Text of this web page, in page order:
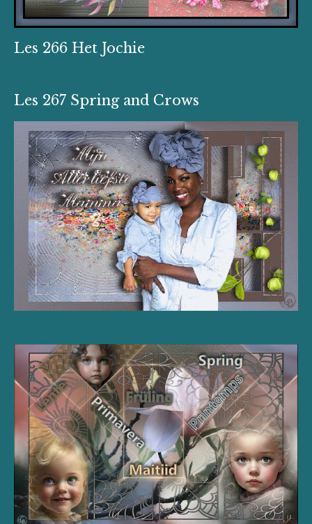
Les 266 Het Jochie
Les 267 Spring and Crows